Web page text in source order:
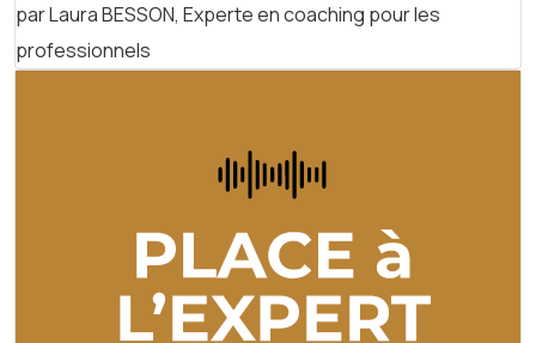
par Laura BESSON, Experte en coaching pour les
professionnels